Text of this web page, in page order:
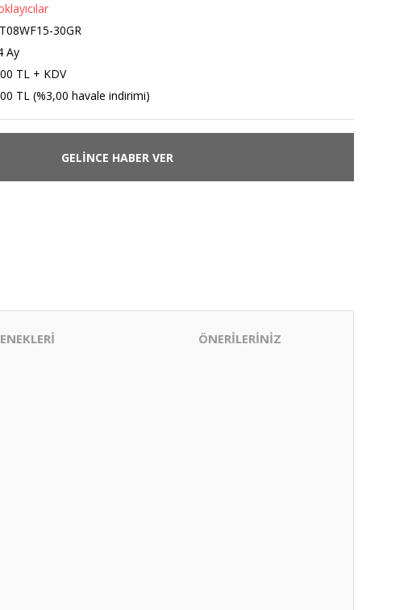
30GR
Ay
TL + KDV
TL (%3,00 havale indirimi)
GELİNCE HABER VER
ÖNERİLERİNİZ